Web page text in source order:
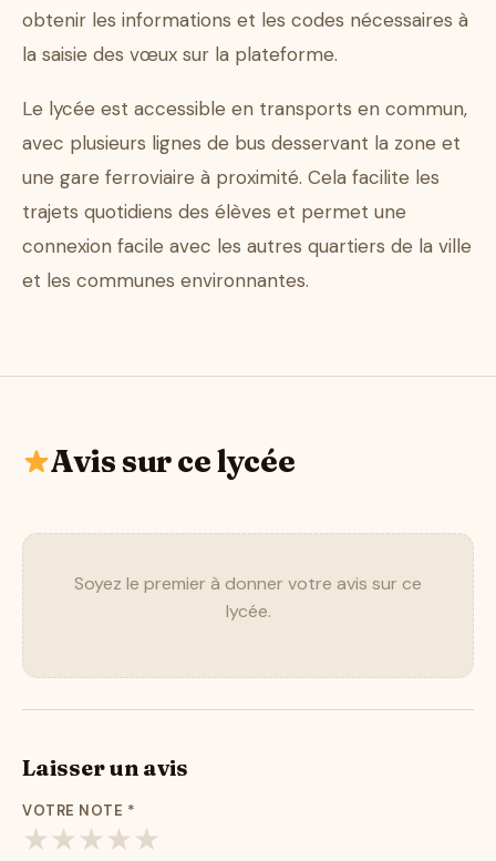
obtenir les informations et les codes nécessaires à
la saisie des vœux sur la plateforme.
Le lycée est accessible en transports en commun,
avec plusieurs lignes de bus desservant la zone et
une gare ferroviaire à proximité. Cela facilite les
trajets quotidiens des élèves et permet une
connexion facile avec les autres quartiers de la ville
et les communes environnantes.
Avis sur ce lycée
Soyez le premier à donner votre avis sur ce
lycée.
Laisser un avis
VOTRE NOTE *
★★★★★